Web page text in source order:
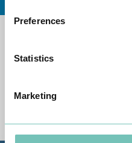
Preferences
Statistics
Marketing